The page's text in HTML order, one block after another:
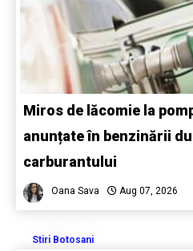
Miros de lăcomie la
anunțate în benzinării
carburantului
Oana Sava Aug 07, 2026
Stiri Botosani